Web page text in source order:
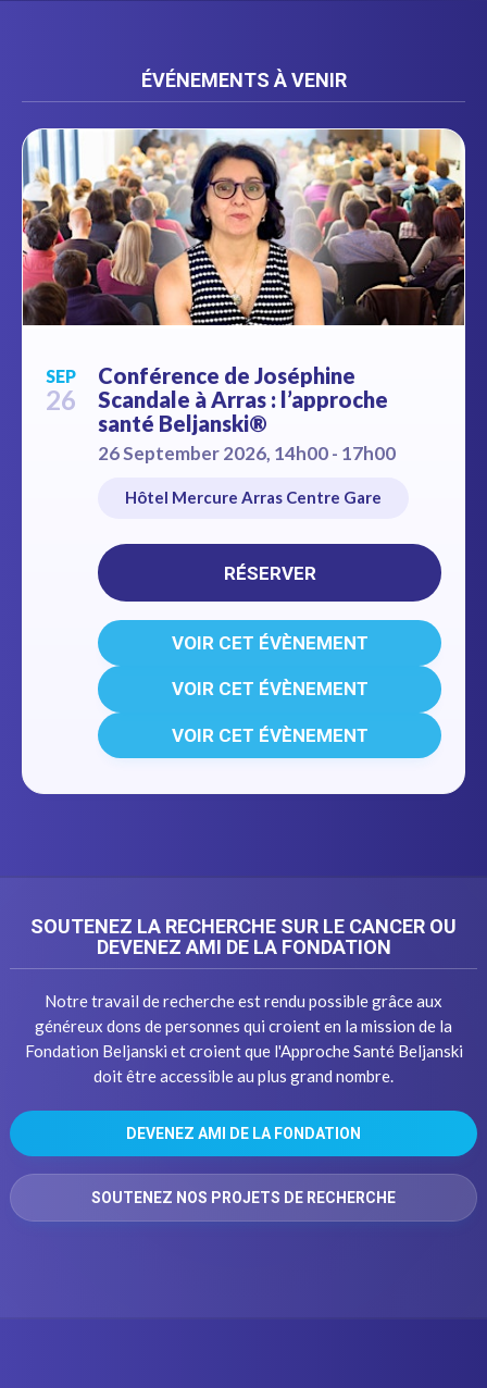
ÉVÉNEMENTS À VENIR
SEP
26
Conférence de Joséphine
Scandale à Arras : l’approche
santé Beljanski®
26 September 2026, 14h00 - 17h00
Hôtel Mercure Arras Centre Gare
RÉSERVER
VOIR CET ÉVÈNEMENT
VOIR CET ÉVÈNEMENT
VOIR CET ÉVÈNEMENT
SOUTENEZ LA RECHERCHE SUR LE CANCER OU
DEVENEZ AMI DE LA FONDATION
Notre travail de recherche est rendu possible grâce aux
généreux dons de personnes qui croient en la mission de la
Fondation Beljanski et croient que l'Approche Santé Beljanski
doit être accessible au plus grand nombre.
DEVENEZ AMI DE LA FONDATION
SOUTENEZ NOS PROJETS DE RECHERCHE